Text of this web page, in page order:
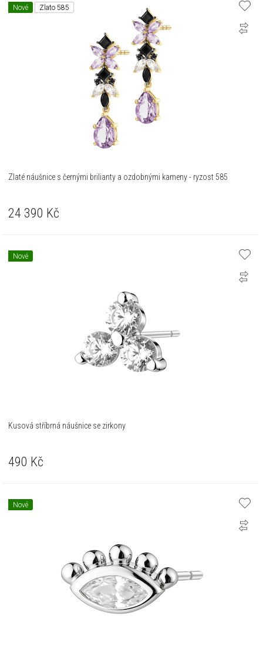
Nové Zlato 585
Zlaté náušnice s černými brilianty a ozdobnými kameny - ryzost 585
24 390 Kč
Nové
Kusová stříbrná náušnice se zirkony
490 Kč
Nové